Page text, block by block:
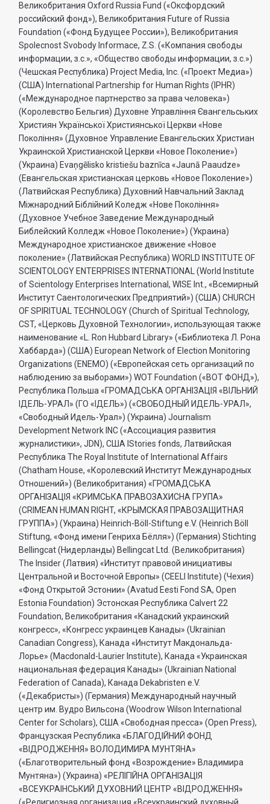
Великобритания Oxford Russia Fund («Оксфордский
российский фонд»), Великобритания Future of Russia
Foundation («Фонд Будущее России»), Великобритания
Spolecnost Svobody Informace, Z.S. («Компания свободы
информации, з.с.», «Общество свободы информации, з.с.»)
(Чешская Республика) Project Media, Inc. («Проект Медиа»)
(США) International Partnership for Human Rights (IPHR)
(«Международное партнерство за права человека»)
(Королевство Бельгия) Духовне Управлiння Євангельських
Християн Української Християнської Церкви «Нове
Поколiння» (Духовное Управление Евангельских Христиан
Украинской Христианской Церкви «Новое Поколение»)
(Украина) Evaņgēlisko kristiešu baznīca «Jaunā Paaudze»
(Евангельская христианская церковь «Новое Поколение»)
(Латвийская Республика) Духовний Навчальний Заклад
Міжнародний Біблійний Коледж «Нове Покоління»
(Духовное Учебное Заведение Международный
Библейский Колледж «Новое Поколение») (Украина)
Международное христианское движение «Новое
поколение» (Латвийская Республика) WORLD INSTITUTE OF
SCIENTOLOGY ENTERPRISES INTERNATIONAL (World Institute
of Scientology Enterprises International, WISE Int., «Всемирный
Институт Саентологических Предприятий») (США) CHURCH
OF SPIRITUAL TECHNOLOGY (Church of Spiritual Technology,
CST, «Церковь Духовной Технологии», использующая также
наименование «L. Ron Hubbard Library» («Библиотека Л. Рона
Хаббарда») (США) European Network of Election Monitoring
Organizations (ENEMO) («Европейская сеть организаций по
наблюдению за выборами») WOT Foundation («ВОТ ФОНД»),
Республика Польша «ГРОМАДСЬКА ОРГАНI3АЦIЯ «ВIЛЬНИЙ
IДЕЛЬ-УРАЛ» (ГО «IДЕЛЬ») («СВОБОДНЫЙ ИДЕЛЬ-УРАЛ»,
«Свободный Идель-Урал») (Украина) Journalism
Development Network INC («Ассоциация развития
журналистики», JDN), США IStories fonds, Латвийская
Республика The Royal Institute of International Affairs
(Chatham House, «Королевский Институт Международных
Отношений») (Великобритания) «ГРОМАДСЬКА
ОРГАНIЗАЦIЯ «КРИМСЬКА ПРАВОЗАХИСНА ГРУПА»
(CRIMEAN HUMAN RIGHT, «КРЫМСКАЯ ПРАВОЗАЩИТНАЯ
ГРУППА») (Украина) Heinrich-Böll-Stiftung e.V. (Heinrich Böll
Stiftung, «Фонд имени Генриха Бёлля») (Германия) Stichting
Bellingcat (Нидерланды) Bellingcat Ltd. (Великобритания)
The Insider (Латвия) «Институт правовой инициативы
Центральной и Восточной Европы» (CEELI Institute) (Чехия)
«Фонд Открытой Эстонии» (Avatud Eesti Fond SA, Open
Estonia Foundation) Эстонская Республика Calvert 22
Foundation, Великобритания «Канадский украинский
конгресс», «Конгресс украинцев Канады» (Ukrainian
Canadian Congress), Канада «Институт Макдональда-
Лорье» (Macdonald-Laurier Institute), Канада «Украинская
национальная федерация Канады» (Ukrainian National
Federation of Canada), Канада Dekabristen e.V.
(«Декабристы») (Германия) Международный научный
центр им. Вудро Вильсона (Woodrow Wilson International
Center for Scholars), США «Свободная пресса» (Open Press),
Французская Республика «БЛАГОДIЙНИЙ ФОНД
«ВIДРОДЖЕННЯ» ВОЛОДИМИРА МУНТЯНА»
(«Благотворительный фонд «Возрождение» Владимира
Мунтяна») (Украина) «РЕЛIГIЙНА ОРГАНIЗАЦIЯ
«ВСЕУКРАIНСЬКИЙ ДУХОВНИЙ ЦЕНТР «ВIДРОДЖЕННЯ»